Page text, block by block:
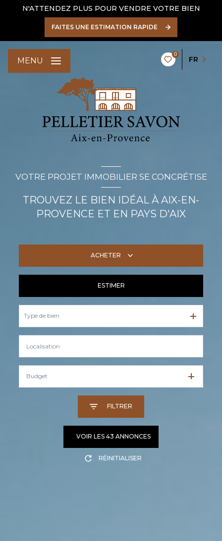
N'ATTENDEZ PLUS POUR VENDRE VOTRE BIEN
FAITES UNE ESTIMATION RAPIDE
0
FR
MENU
VOTRE PROJET IMMOBILIER SE CONCRÉTISE
TROUVEZ LE BIEN IDÉAL À AIX-EN-
PROVENCE ET EN PAYS D'AIX
ACHETER
ESTIMER
Type de bien
Budget
FILTRER
VOIR LES 43 ANNONCES
RÉINITIALISER